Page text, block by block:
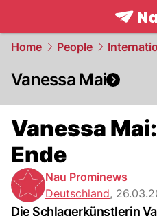
Home People
Vanessa Mai
Vanessa
Ende
Nau Prominews
Deutschland,
Die Schlagerkünstlerin